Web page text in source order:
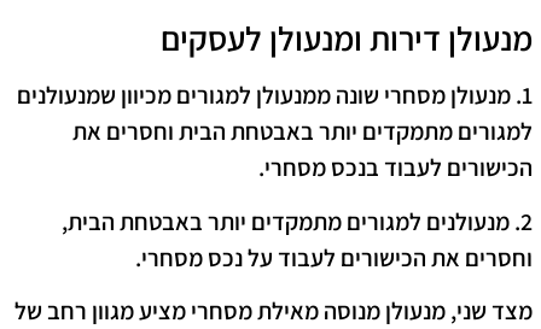
מנעולן דירות ומנעולן לעסקים
1. מנעולן מסחרי שונה ממנעולן למגורים מכיוון שמנעולנים
למגורים מתמקדים יותר באבטחת הבית וחסרים את
הכישורים לעבוד בנכס מסחרי.
2. מנעולנים למגורים מתמקדים יותר באבטחת הבית,
וחסרים את הכישורים לעבוד על נכס מסחרי.
מצד שני, מנעולן מנוסה מאילת מסחרי מציע מגוון רחב של